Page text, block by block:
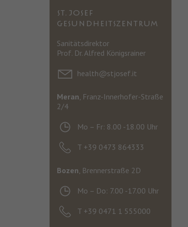
ST. JOSEF
GESUNDHEITSZENTRUM
Sanitätsdirektor
Prof. Dr. Alfred Königsrainer
health@stjosef.it
Meran , Franz-Innerhofer-Straße
2/4
Mo – Fr: 8.00 -18.00 Uhr
T +39 0473 864333
Bozen , Brennerstraße 2D
Mo – Do: 7.00 -17.00 Uhr
T +39 0471 1 555000